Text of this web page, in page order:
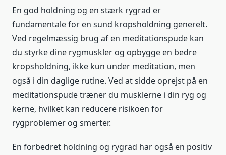
En god holdning og en stærk rygrad er
fundamentale for en sund kropsholdning generelt.
Ved regelmæssig brug af en meditationspude kan
du styrke dine rygmuskler og opbygge en bedre
kropsholdning, ikke kun under meditation, men
også i din daglige rutine. Ved at sidde oprejst på en
meditationspude træner du musklerne i din ryg og
kerne, hvilket kan reducere risikoen for
rygproblemer og smerter.
En forbedret holdning og rygrad har også en positiv